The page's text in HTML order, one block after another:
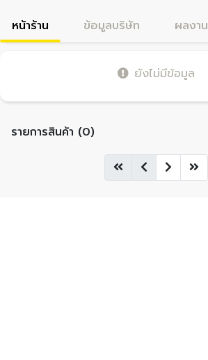
หน้าร้าน ข้อมูลบริษัท ผลงาน
ยังไม่มีข้อมูล
รายการสินค้า (0)